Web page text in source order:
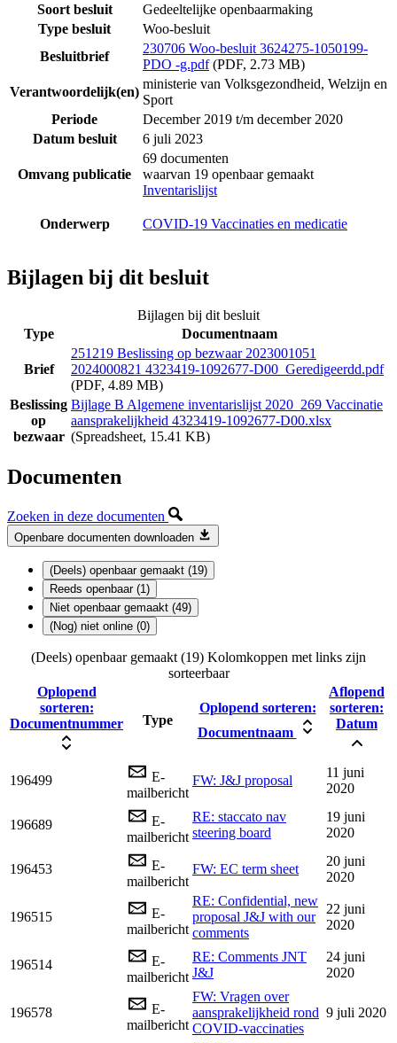
Soort besluit
Gedeeltelijke openbaarmaking
Type besluit
Woo-besluit
Besluitbrief
230706 Woo-besluit 3624275-1050199-
PDO -g.pdf(PDF, 2.73 MB)
Verantwoordelijk(en)
ministerie van Volksgezondheid, Welzijn en
Sport
Periode
December 2019 t/m december 2020
Datum besluit
6 juli 2023
Omvang publicatie
69 documenten
waarvan 19 openbaar gemaakt
Inventarislijst
Onderwerp COVID-19 Vaccinaties en medicatie
Bijlagen bij dit besluit
Bijlagen bij dit besluit
Type
Documentnaam
Brief
251219 Beslissing op bezwaar 2023001051
2024000821 4323419-1092677-D00_Geredigeerdd.pdf
(PDF, 4.89 MB)
Beslissing
op
bezwaar
Bijlage B Algemene inventarislijst 2020_269 Vaccinatie
aansprakelijkheid 4323419-1092677-D00.xlsx
(Spreadsheet, 15.41 KB)
Documenten
Zoeken in deze documenten
Openbare documenten downloaden
(Deels) openbaar gemaakt (19)
Reeds openbaar (1)
Niet openbaar gemaakt (49)
(Nog) niet online (0)
(Deels) openbaar gemaakt (19) Kolomkoppen met links zijn
sorteerbaar
Oplopend
sorteren:
Documentnummer
Type
Oplopend sorteren:
Documentnaam
Aflopend
sorteren:
Datum
196499
E-
mailbericht
FW: J&J proposal
11 juni
2020
196689
E-
mailbericht
RE: staccato nav
steering board
19 juni
2020
196453
E-
mailbericht
FW: EC term sheet
20 juni
2020
196515
E-
mailbericht
RE: Confidential, new
proposal J&J with our
comments
22 juni
2020
196514
E-
mailbericht
RE: Comments JNT
J&J
24 juni
2020
196578
E-
mailbericht
FW: Vragen over
aansprakelijkheid rond
COVID-vaccinaties
9 juli 2020